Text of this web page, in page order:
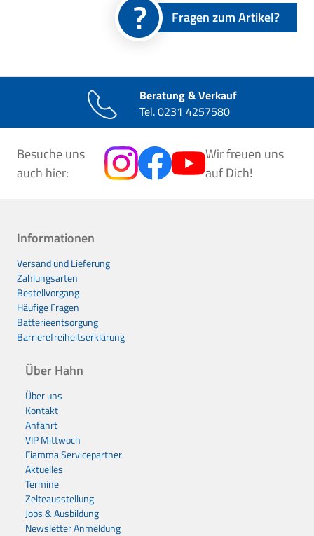
Fragen zum Artikel?
Beratung & Verkauf
Tel.0231 4257580
Besuche uns
auch hier:
Wir freuen uns
auf Dich!
Informationen
Versand und Lieferung
Zahlungsarten
Bestellvorgang
Häufige Fragen
Batterieentsorgung
Barrierefreiheitserklärung
Über Hahn
Über uns
Kontakt
Anfahrt
VIP Mittwoch
Fiamma Servicepartner
Aktuelles
Termine
Zelteausstellung
Jobs & Ausbildung
Newsletter Anmeldung